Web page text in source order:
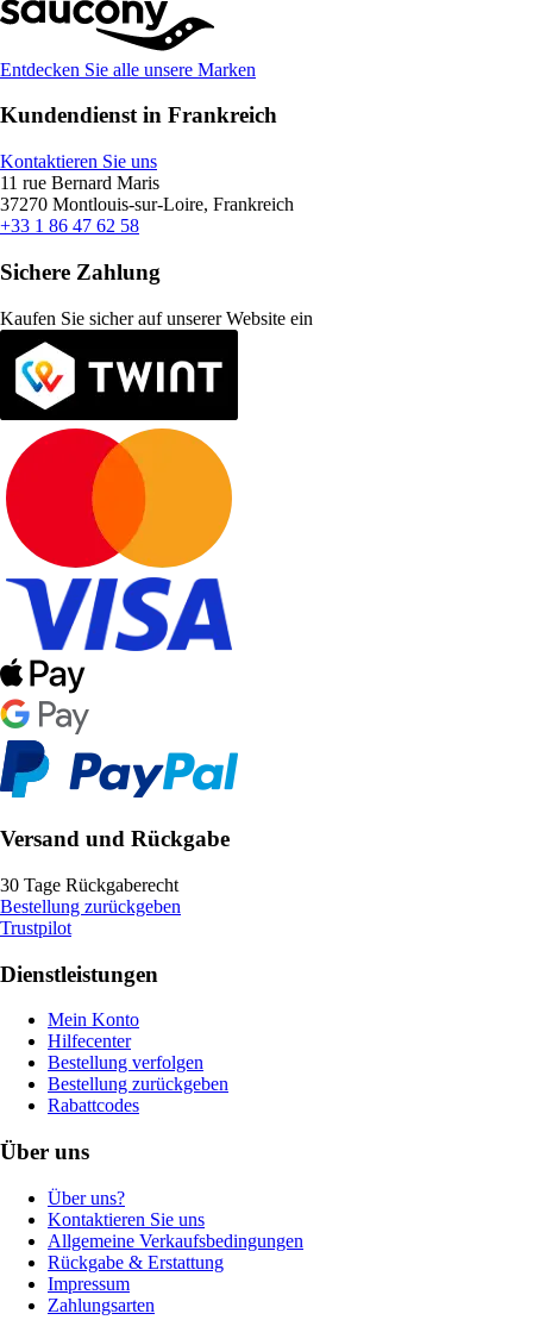
Entdecken Sie alle unsere Marken
Kundendienst in Frankreich
Kontaktieren Sie uns
11 rue Bernard Maris
37270 Montlouis-sur-Loire, Frankreich
+33 1 86 47 62 58
Sichere Zahlung
Kaufen Sie sicher auf unserer Website ein
Versand und Rückgabe
30 Tage Rückgaberecht
Bestellung zurückgeben
Trustpilot
Dienstleistungen
Mein Konto
Hilfecenter
Bestellung verfolgen
Bestellung zurückgeben
Rabattcodes
Über uns
Über uns?
Kontaktieren Sie uns
Allgemeine Verkaufsbedingungen
Rückgabe & Erstattung
Impressum
Zahlungsarten